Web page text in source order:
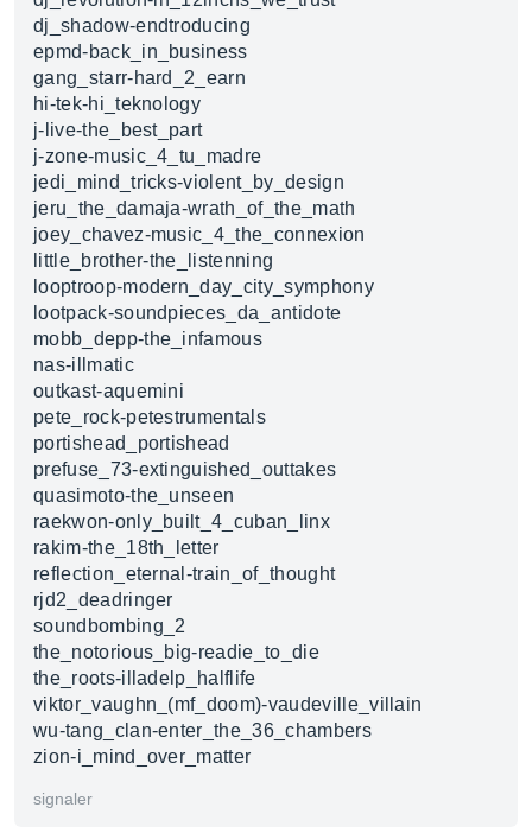
dj_shadow-endtroducing
epmd-back_in_business
gang_starr-hard_2_earn
hi-tek-hi_teknology
j-live-the_best_part
j-zone-music_4_tu_madre
jedi_mind_tricks-violent_by_design
jeru_the_damaja-wrath_of_the_math
joey_chavez-music_4_the_connexion
little_brother-the_listenning
looptroop-modern_day_city_symphony
lootpack-soundpieces_da_antidote
mobb_depp-the_infamous
nas-illmatic
outkast-aquemini
pete_rock-petestrumentals
portishead_portishead
prefuse_73-extinguished_outtakes
quasimoto-the_unseen
raekwon-only_built_4_cuban_linx
rakim-the_18th_letter
reflection_eternal-train_of_thought
rjd2_deadringer
soundbombing_2
the_notorious_big-readie_to_die
the_roots-illadelp_halflife
viktor_vaughn_(mf_doom)-vaudeville_villain
wu-tang_clan-enter_the_36_chambers
zion-i_mind_over_matter
signaler